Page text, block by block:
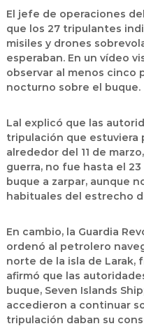
El jefe de operaciones
que los 27 tripulantes
misiles y drones
esperaban. En un vídeo
observar al menos cinco
nocturno sobre el buque.
Lal explicó que las
tripulación que estuviera
alrededor del 11 de
guerra, no fue hasta el
buque a zarpar, aunque
habituales del estrecho
En cambio, la Guardia
ordenó al petrolero
norte de la isla de Larak,
afirmó que las
buque, Seven Islands
accedieron a continuar
tripulación daban su